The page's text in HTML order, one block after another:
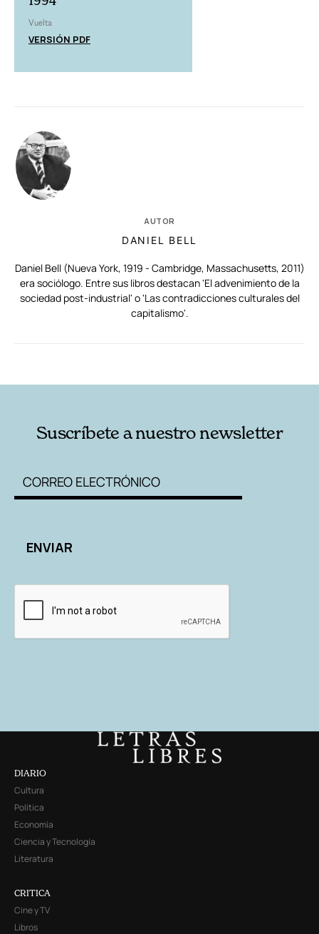
Vuelta
VERSIÓN PDF
AUTOR
DANIEL BELL
Daniel Bell (Nueva York, 1919 - Cambridge, Massachusetts, 2011)
era sociólogo. Entre sus libros destacan 'El advenimiento de la
sociedad post-industrial' o 'Las contradicciones culturales del
capitalismo'.
Suscríbete a nuestro newsletter
DIARIO
Cultura
Política
Economía
Ciencia y Tecnología
Literatura
CRITICA
Cine y TV
Libros